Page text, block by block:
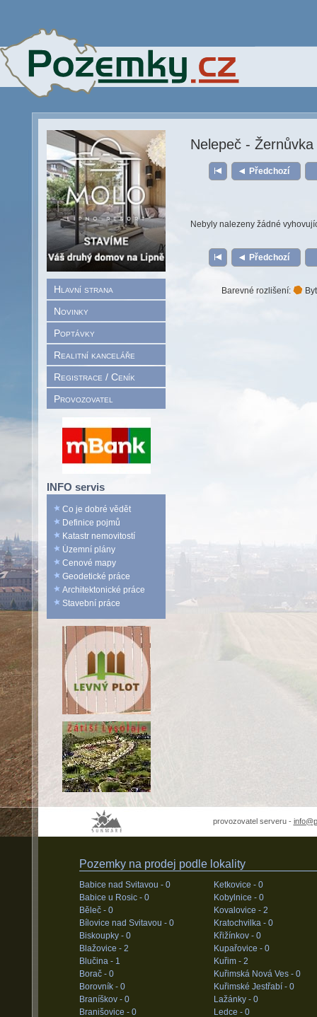
Hlavní strana
Novinky
Poptávky
Realitní kanceláře
Registrace / Ceník
Provozovatel
INFO servis
Co je dobré vědět
Definice pojmů
Katastr nemovitostí
Územní plány
Cenové mapy
Geodetické práce
Architektonické práce
Stavební práce
Nelepeč - Žernůvka
Předchozí
Nebyly nalezeny žádné
Předchozí
Barevné rozlišení:
provozovatel serveru -
Pozemky na prodej podle lokality
Babice nad Svitavou - 0
Babice u Rosic - 0
Běleč - 0
Bílovice nad Svitavou - 0
Biskoupky - 0
Blažovice - 2
Blučina - 1
Borač - 0
Borovník - 0
Braníškov - 0
Branišovice - 0
Ketkovice - 0
Kobylnice - 0
Kovalovice - 2
Kratochvilka - 0
Křižínkov - 0
Kupařovice - 0
Kuřim - 2
Kuřimská Nová Ves - 0
Kuřimské Jestřabí - 0
Lažánky - 0
Ledce - 0